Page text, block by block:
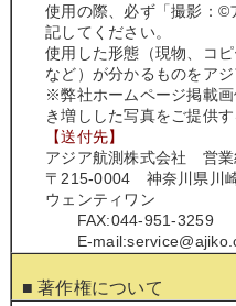
使用の際、必ず「撮影：©
記してください。
使用した形態（現物、コ
など）が分かるものをア
※弊社ホームページ掲載
き増しした写真をご提供
【送付先】
アジア航測株式会社 営業
〒215-0004 神奈川県川
ウェンティワン
FAX:044-951-3259
E-
■ 著作権について